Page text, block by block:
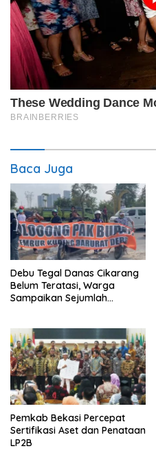
Baca Juga
Debu Tegal Danas Cikarang
Belum Teratasi, Warga
Sampaikan Sejumlah
Pemkab Bekasi Percepat
Sertifikasi Aset dan Penataan
LP2B